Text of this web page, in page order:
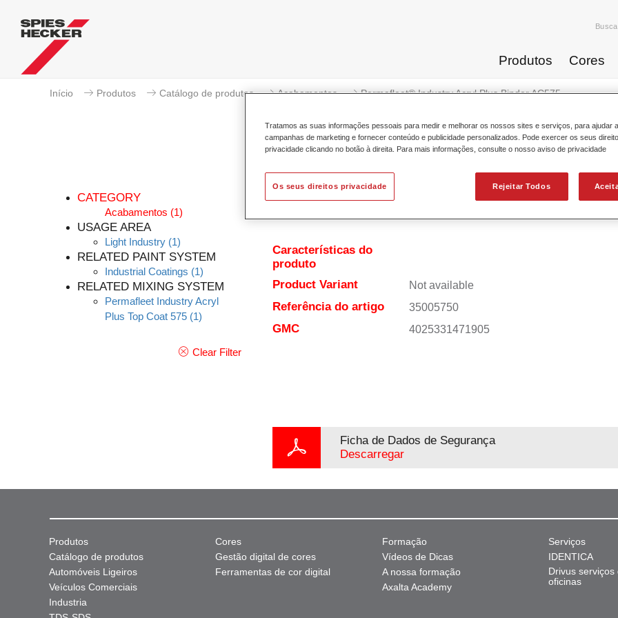
Produtos Cores
Início Produtos Catálogo de produtos Acabamentos Permafleet® Industry Acryl Plus Binder AC575
CATEGORY
Acabamentos (1)
USAGE AREA
Light Industry (1)
RELATED PAINT SYSTEM
Industrial Coatings (1)
RELATED MIXING SYSTEM
Permafleet Industry Acryl
Plus Top Coat 575 (1)
Clear Filter
Permafleet® Industry Acryl
Características do
produto
Product Variant
Not available
Referência do artigo 35005750
GMC 4025331471905
Ficha de Dados de Segurança
Descarregar
Produtos
Catálogo de produtos
Automóveis Ligeiros
Veículos Comerciais
Industria
Cores
Gestão digital de cores
Ferramentas de cor digital
Formação
Vídeos de Dicas
A nossa formação
Axalta Academy
Serviços
IDENTICA
Drivus
oficinas
Tratamos as suas informações pessoais para medir e melhorar os nossos sites e serviços, para ajudar
campanhas de marketing e fornecer conteúdo e publicidade personalizados. Pode exercer os seus
privacidade clicando no botão à direita. Para mais informações, consulte o nosso aviso de privacidade
Rejeitar Todos
Os seus direitos privacidade